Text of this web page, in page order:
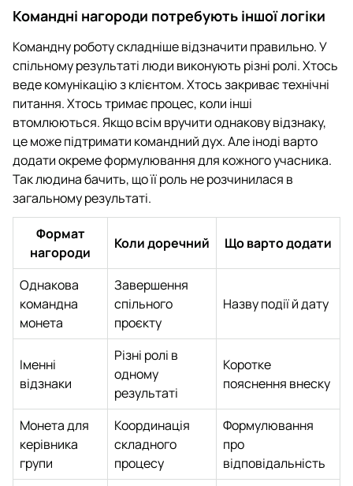
Командні нагороди потребують іншої логіки
Командну роботу складніше відзначити правильно. У
спільному результаті люди виконують різні ролі. Хтось
веде комунікацію з клієнтом. Хтось закриває технічні
питання. Хтось тримає процес, коли інші
втомлюються. Якщо всім вручити однакову відзнаку,
це може підтримати командний дух. Але іноді варто
додати окреме формулювання для кожного учасника.
Так людина бачить, що її роль не розчинилася в
загальному результаті.
Формат
нагороди
Коли доречний Що варто додати
Однакова
командна
монета
Завершення
спільного
проєкту
Назву події й дату
Іменні
відзнаки
Різні ролі в
одному
результаті
Коротке
пояснення внеску
Монета для
керівника
групи
Координація
складного
процесу
Формулювання
про
відповідальність